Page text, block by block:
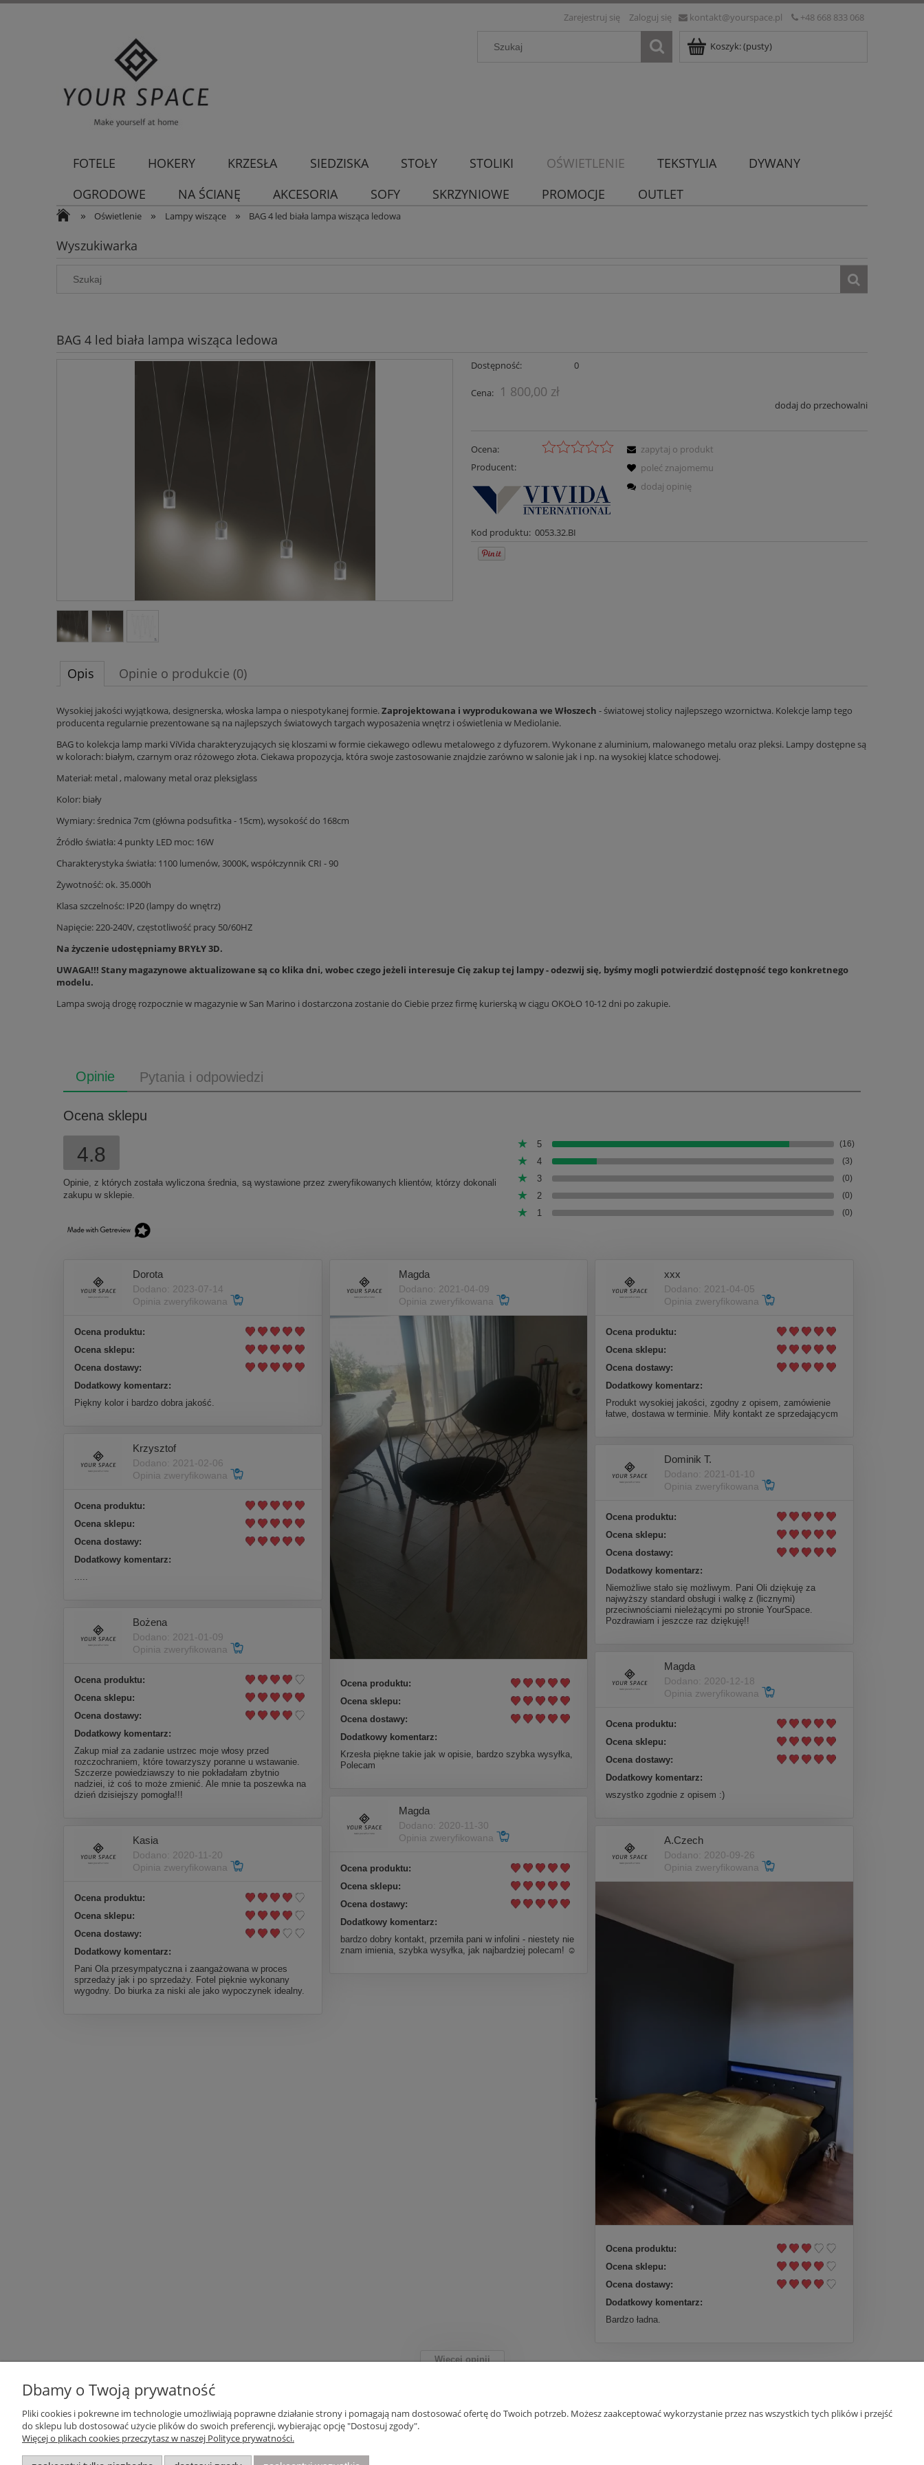
kontakt@yourspace.pl +48 668 833 068
Zarejestruj się Zaloguj się
Koszyk:(pusty)
FOTELE HOKERY KRZESŁA SIEDZISKA STOŁY STOLIKI OŚWIETLENIE TEKSTYLIA
DYWANY
OGRODOWE
NA ŚCIANĘ AKCESORIA SOFY SKRZYNIOWE PROMOCJE OUTLET
» Oświetlenie » Lampy wiszące » BAG 4 led biała lampa wisząca ledowa
Wyszukiwarka
BAG 4 led biała lampa wisząca ledowa
Dostępność: 0
Cena: 1 800,00 zł
dodaj do przechowalni
Ocena:
Producent:
Kod produktu: 0053.32.BI
zapytaj o produkt
poleć znajomemu
dodaj opinię
Opis Opinie o produkcie (0)
Wysokiej jakości wyjątkowa, designerska, włoska lampa o niespotykanej formie. Zaprojektowana i wyprodukowana we Włoszech - światowej stolicy najlepszego wzornictwa. Kolekcje lamp tego
producenta regularnie prezentowane są na najlepszych światowych targach wyposażenia wnętrz i oświetlenia w Mediolanie.
BAGto kolekcja lamp marki ViVida charakteryzujących się kloszami w formie ciekawego odlewu metalowego z dyfuzorem. Wykonane z aluminium, malowanego metalu oraz pleksi. Lampy dostępne są
w kolorach: białym, czarnym oraz różowego złota. Ciekawa propozycja, która swoje zastosowanie znajdzie zarówno w salonie jak i np. na wysokiej klatce schodowej.
Materiał: metal , malowany metal oraz pleksiglass
Kolor: biały
Wymiary: średnica 7cm (główna podsufitka - 15cm), wysokość do 168cm
Źródło światła: 4 punkty LED moc: 16W
Charakterystyka światła: 1100 lumenów, 3000K, współczynnik CRI - 90
Żywotność: ok. 35.000h
Klasa szczelnośc: IP20 (lampy do wnętrz)
Napięcie: 220-240V, częstotliwość pracy 50/60HZ
Na życzenie udostępniamy BRYŁY 3D.
UWAGA!!! Stany magazynowe aktualizowane są co klika dni, wobec czego jeżeli interesuje Cię zakup tej lampy - odezwij się, byśmy mogli potwierdzić dostępność tego konkretnego
modelu.
Lampa swoją drogę rozpocznie w magazynie w San Marino i dostarczona zostanie do Ciebie przez firmę kurierską w ciągu OKOŁO 10-12 dni po zakupie.
Opinie Pytania i odpowiedzi
Ocena sklepu
4.8
Opinie, z których została wyliczona średnia, są wystawione przez zweryfikowanych klientów, którzy dokonali
zakupu w sklepie.
5 (16)
4 (3)
3 (0)
2 (0)
1 (0)
Dorota
Dodano: 2023-07-14
Opinia zweryfikowana
Ocena produktu:
Ocena sklepu:
Ocena dostawy:
Dodatkowy komentarz:
Piękny kolor i bardzo dobra jakość.
Magda
Dodano: 2021-04-09
Opinia zweryfikowana
Ocena produktu:
Ocena sklepu:
Ocena dostawy:
Dodatkowy komentarz:
Krzesła piękne takie jak w opisie, bardzo szybka wysyłka,
Polecam
xxx
Dodano: 2021-04-05
Opinia zweryfikowana
Ocena produktu:
Ocena sklepu:
Ocena dostawy:
Dodatkowy komentarz:
Produkt wysokiej jakości, zgodny z opisem, zamówienie
łatwe, dostawa w terminie. Miły kontakt ze sprzedającycm
Krzysztof
Dodano: 2021-02-06
Opinia zweryfikowana
Ocena produktu:
Ocena sklepu:
Ocena dostawy:
Dodatkowy komentarz:
Dominik T.
Dodano: 2021-01-10
Opinia zweryfikowana
Ocena produktu:
Ocena sklepu:
Ocena dostawy:
Dodatkowy komentarz:
Niemożliwe stało się możliwym. Pani Oli dziękuję za
najwyższy standard obsługi i walkę z (licznymi)
przeciwnościami nieleżącymi po stronie YourSpace.
Pozdrawiam i jeszcze raz dziękuję!!
Bożena
Dodano: 2021-01-09
Opinia zweryfikowana
Ocena produktu:
Ocena sklepu:
Ocena dostawy:
Dodatkowy komentarz:
Zakup miał za zadanie ustrzec moje włosy przed
rozczochraniem, które towarzyszy poranne u wstawanie.
Szczerze powiedziawszy to nie pokładałam zbytnio
nadziei, iż coś to może zmienić. Ale mnie ta poszewka na
dzień dzisiejszy pomogła!!!
Magda
Dodano: 2020-12-18
Opinia zweryfikowana
Ocena produktu:
Ocena sklepu:
Ocena dostawy:
Dodatkowy komentarz:
wszystko zgodnie z opisem :)
Magda
Dodano: 2020-11-30
Opinia zweryfikowana
Ocena produktu:
Ocena sklepu:
Ocena dostawy:
Dodatkowy komentarz:
bardzo dobry kontakt, przemiła pani w infolini - niestety nie
znam imienia, szybka wysyłka, jak najbardziej polecam! ☺️
Kasia
Dodano: 2020-11-20
Opinia zweryfikowana
Ocena produktu:
Ocena sklepu:
Ocena dostawy:
Dodatkowy komentarz:
Pani Ola przesympatyczna i zaangażowana w proces
sprzedaży jak i po sprzedaży. Fotel pięknie wykonany
wygodny. Do biurka za niski ale jako wypoczynek idealny.
A.Czech
Dodano: 2020-09-26
Opinia zweryfikowana
Ocena produktu:
Ocena sklepu:
Ocena dostawy:
Dodatkowy komentarz:
Bardzo ładna.
Więcej opinii
Pomoc Moje konto Płatności i dostawa O nas
Dbamy o Twoją prywatność
Pliki cookies i pokrewne im technologie umożliwiają poprawne działanie strony i pomagają nam dostosować ofertę do Twoich potrzeb. Możesz zaakceptować wykorzystanie przez nas wszystkich tych plików i przejść
do sklepu lub dostosować użycie plików do swoich preferencji, wybierając opcję "Dostosuj zgody".
Więcej o plikach cookies przeczytasz w naszej Polityce prywatności.